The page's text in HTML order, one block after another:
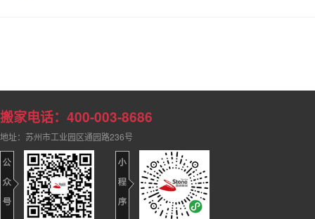
搬家电话：400-003-8686
地址：苏州市工业园区通园路236号